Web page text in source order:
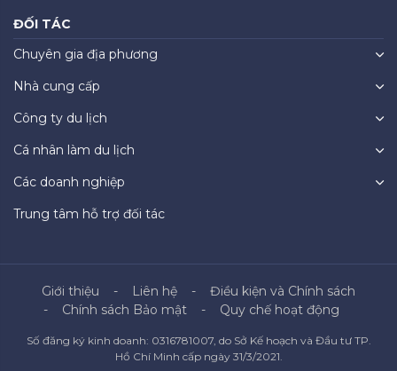
ĐỐI TÁC
Chuyên gia địa phương
Nhà cung cấp
Công ty du lịch
Cá nhân làm du lịch
Các doanh nghiệp
Trung tâm hỗ trợ đối tác
Giới thiệu Liên hệ
Điều kiện và Chính sách
Chính sách Bảo mật
Quy chế hoạt động
Số đăng ký kinh doanh: 0316781007, do Sở Kế hoạch và Đầu tư TP.
Hồ Chí Minh cấp ngày 31/3/2021.